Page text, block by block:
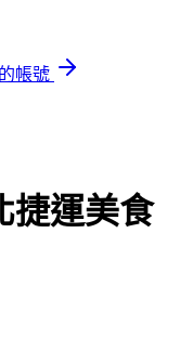
帳號
捷運美食